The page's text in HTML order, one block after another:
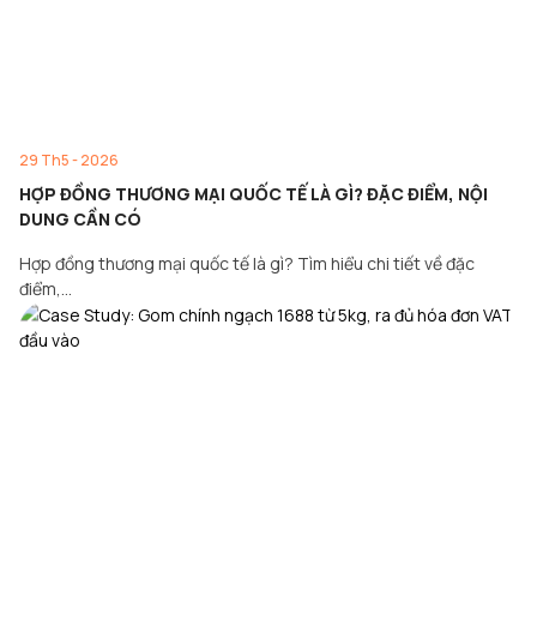
29 Th5 - 2026
HỢP ĐỒNG THƯƠNG MẠI QUỐC TẾ LÀ GÌ? ĐẶC ĐIỂM, NỘI
DUNG CẦN CÓ
Hợp đồng thương mại quốc tế là gì? Tìm hiểu chi tiết về đặc
điểm,…